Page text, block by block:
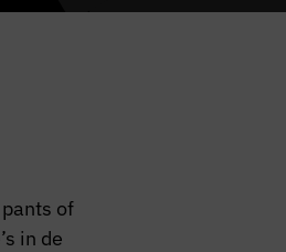
of
in de